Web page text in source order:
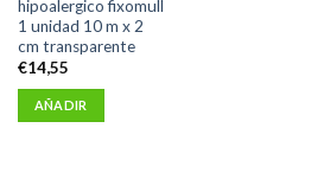
hipoalergico fixomull
1 unidad 10 m x 2
cm transparente
€14,55
AÑADIR